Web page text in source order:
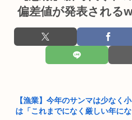
韓国人「え待って、何で日本の避難所
の(ド...
部落民のことお前らの地域ってなんて
中国大使館に侵入した自衛官（24）、
全国の女子高生、お前らに苦言www
女友達とお風呂で勃■起した俺、挿入
日本車の原価、たったの30~90万円と
就活女子大生「マジでどうしよう。手
きゃりーぱみゅぱみゅ、本名が「桐子
偏差値が発表される
【漁業】今年のサンマは少なく
は「これまでになく厳しい年にな